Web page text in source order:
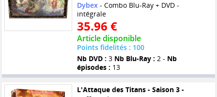
Dybex- Combo Blu-Ray + DVD -
intégrale
35.96 €
Article disponible
Points fidelités : 100
Nb DVD : 3 Nb Blu-Ray : 2 - Nb
épisodes : 13
L'Attaque des Titans - Saison 3 -